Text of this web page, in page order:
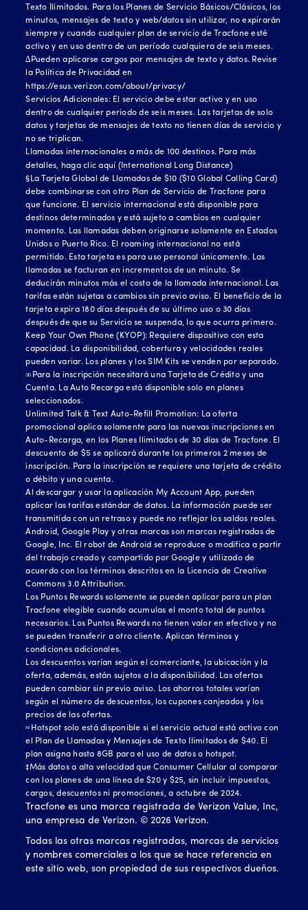
Texto Ilimitados. Para los Planes de Servicio Básicos/Clásicos, los
minutos, mensajes de texto y web/datos sin utilizar, no expirarán
siempre y cuando cualquier plan de servicio de Tracfone esté
activo y en uso dentro de un período cualquiera de seis meses.
∆Pueden aplicarse cargos por mensajes de texto y datos. Revise
la Política de Privacidad en
https://esus.verizon.com/about/privacy/
Servicios Adicionales: El servicio debe estar activo y en uso
dentro de cualquier periodo de seis meses. Las tarjetas de solo
datos y tarjetas de mensajes de texto no tienen días de servicio y
no se triplican.
Llamadas internacionales a más de 100 destinos. Para más
detalles, haga clicaquí (International Long Distance)
§La Tarjeta Global de Llamadas de $10 ($10 Global Calling Card)
debe combinarse con otro Plan de Servicio de Tracfone para
que funcione. El servicio internacional está disponible para
destinos determinados y está sujeto a cambios en cualquier
momento. Las llamadas deben originarse solamente en Estados
Unidos o Puerto Rico. El roaming internacional no está
permitido. Esta tarjeta es para uso personal únicamente. Las
llamadas se facturan en incrementos de un minuto. Se
deducirán minutos más el costo de la llamada internacional. Las
tarifas están sujetas a cambios sin previo aviso. El beneficio de la
tarjeta expira 180 días después de su último uso o 30 días
después de que su Servicio se suspenda, lo que ocurra primero.
Keep Your Own Phone (KYOP): Requiere dispositivo con esta
capacidad. La disponibilidad, cobertura y velocidades reales
pueden variar. Los planes y los SIM Kits se venden por separado.
∞Para la inscripción necesitará una Tarjeta de Crédito y una
Cuenta. La Auto Recarga está disponible solo en planes
seleccionados.
Unlimited Talk & Text Auto-Refill Promotion: La oferta
promocional aplica solamente para las nuevas inscripciones en
Auto-Recarga, en los Planes Ilimitados de 30 días de Tracfone. El
descuento de $5 se aplicará durante los primeros 2 meses de
inscripción. Para la inscripción se requiere una tarjeta de crédito
o débito y una cuenta.
Al descargar y usar la aplicación My Account App, pueden
aplicar las tarifas estándar de datos. La información puede ser
transmitida con un retraso y puede no reflejar los saldos reales.
Android, Google Play y otras marcas son marcas registradas de
Google, Inc. El robot de Android se reproduce o modifica a partir
del trabajo creado y compartido por Google y utilizado de
acuerdo con los términos descritos en la Licencia de Creative
Commons 3.0 Attribution.
Los Puntos Rewards solamente se pueden aplicar para un plan
Tracfone elegible cuando acumulas el monto total de puntos
necesarios. Los Puntos Rewards no tienen valor en efectivo y no
se pueden transferir a otro cliente. Aplican términos y
condiciones adicionales.
Los descuentos varían según el comerciante, la ubicación y la
oferta, además, están sujetos a la disponibilidad. Las ofertas
pueden cambiar sin previo aviso. Los ahorros totales varían
según el número de descuentos, los cupones canjeados y los
precios de las ofertas.
≈Hotspot solo está disponible si el servicio actual está activo con
el Plan de Llamadas y Mensajes de Texto Ilimitados de $40. El
plan asigna hasta 8GB para el uso de datos o hotspot.
‡Más datos a alta velocidad que Consumer Cellular al comparar
con los planes de una línea de $20 y $25, sin incluir impuestos,
cargos, descuentos ni promociones, a octubre de 2024.
Tracfone es una marca registrada de Verizon Value, Inc,
una empresa de Verizon. ©2026 Verizon.
Todas las otras marcas registradas, marcas de servicios
y nombres comerciales a los que se hace referencia en
este sitio web, son propiedad de sus respectivos dueños.